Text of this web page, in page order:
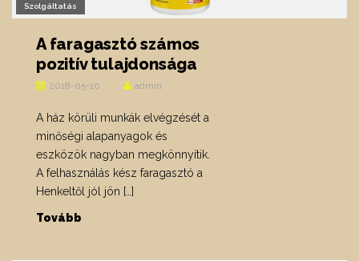
Szolgáltatás
A faragasztó számos
pozitív tulajdonsága
2018-05-10 admin
A ház körüli munkák elvégzését a
minőségi alapanyagok és
eszközök nagyban megkönnyítik.
A felhasználás kész faragasztó a
Henkeltől jól jön […]
Tovább